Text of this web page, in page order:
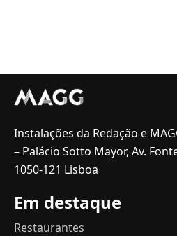
Instalações da Redação e
– Palácio Sotto Mayor, Av.
1050-121 Lisboa
Em destaque
Restaurantes